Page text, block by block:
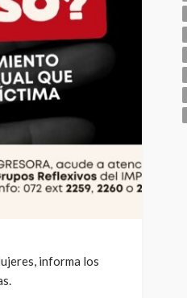
informa los